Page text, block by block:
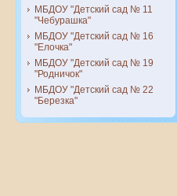
МБДОУ "Детский сад № 11
"Чебурашка"
МБДОУ "Детский сад № 16
"Елочка"
МБДОУ "Детский сад № 19
"Родничок"
МБДОУ "Детский сад № 22
"Березка"